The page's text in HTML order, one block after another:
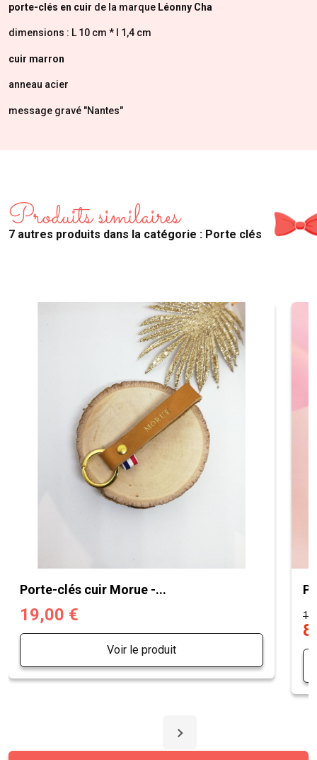
porte-clés en cuir de la marque Léonny Cha
dimensions : L 10 cm * l 1,4 cm
cuir marron
anneau acier
message gravé "Nantes"
Produits similaires
7 autres produits dans la catégorie : Porte clés
Porte-clés cuir Morue -...
19,00 €
Voir le produit